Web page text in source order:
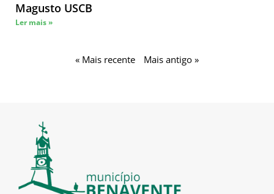
Magusto USCB
Ler mais »
« Mais recente Mais antigo »